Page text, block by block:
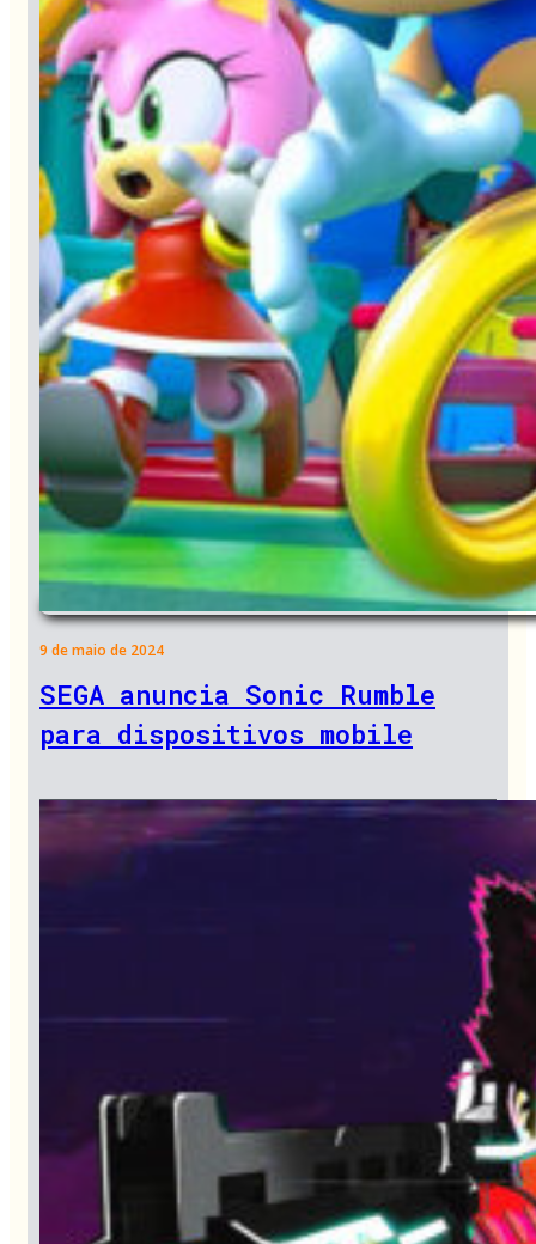
9 de maio de 2024
SEGA anuncia Sonic Rumble
para dispositivos mobile